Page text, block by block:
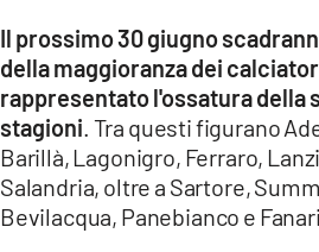
Il prossimo 30 giugno
della maggioranza dei
rappresentato l'ossatura della
stagioni . Tra questi figurano
Barillà, Lagonigro, Ferraro,
Salandria, oltre a Sartore,
Bevilacqua, Panebianco e Fanari.